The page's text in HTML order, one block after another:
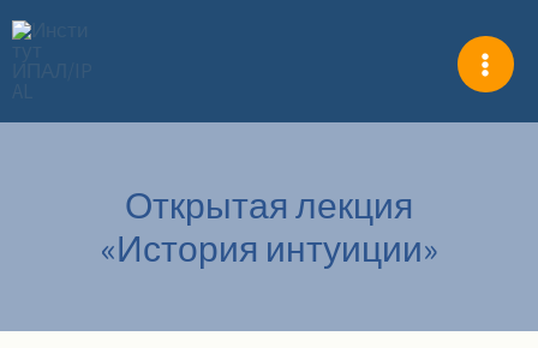
Перейти
Открытая лекция
«История интуиции»